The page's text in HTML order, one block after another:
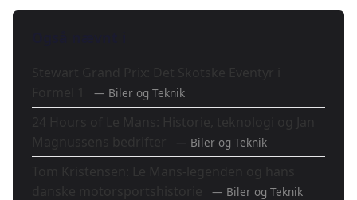
— Biler og Teknik
— Biler og Teknik
— Biler og Teknik